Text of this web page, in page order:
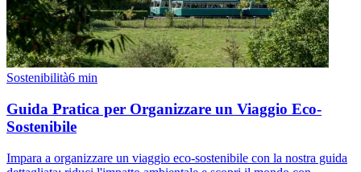
Sostenibilità6 min
Guida Pratica per Organizzare un Viaggio Eco-
Sostenibile
Impara a organizzare un viaggio eco-sostenibile con la nostra guida